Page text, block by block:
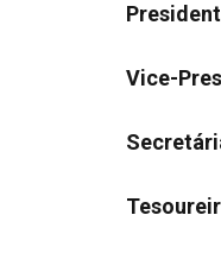
Vice-